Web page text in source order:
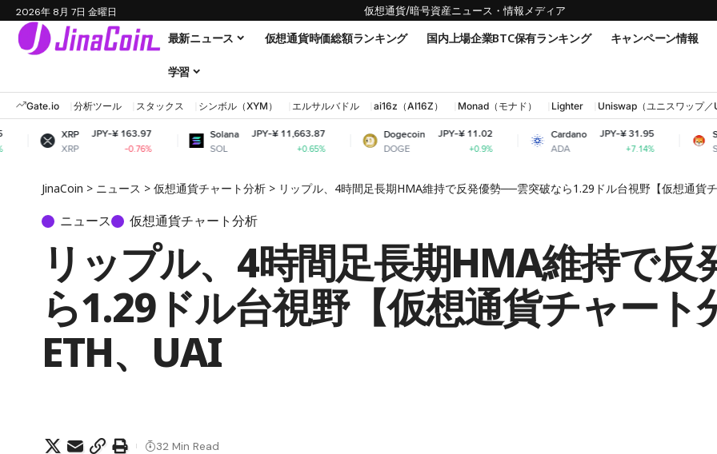
2026年 8月 7日 金曜日 仮想通貨/暗号資産ニュース・情報メディア
最新ニュース 仮想通貨時価総額ランキング 国内上場企業BTC保有ランキング キャンペーン情報
学習
Gate.io 分析ツール スタックス シンボル（XYM） エルサルバドル ai16z（AI16Z） Monad（モナド） Lighter Uniswap（ユニスワップ／
JPY-¥ 163.97
-0.76%
Solana
SOL
JPY-¥ 11,663.87
Dogecoin
DOGE
JPY-¥ 11.02
+0.9%
Cardano
ADA
JPY-¥ 31.95
+7.14%
Shiba Inu
SHIB
JinaCoin > ニュース > 仮想通貨チャート分析 > リップル、4時間足長期HMA維持で反発優勢──雲突破なら1.29ドル台視野【仮想通貨
ニュース 仮想通貨チャート分析
リップル、4時間足長期HMA維持で
ら1.29ドル台視野【仮想通貨チャート
ETH、UAI
32 Min Read